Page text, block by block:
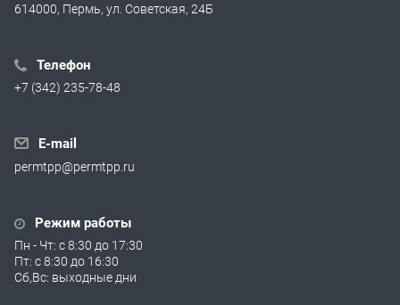
614000, Пермь, ул. Советская, 24Б
Телефон
+7 (342) 235-78-48
E-mail
permtpp@permtpp.ru
Режим работы
Пн - Чт: с 8:30 до 17:30
Пт: с 8:30 до 16:30
Сб,Вс: выходные дни